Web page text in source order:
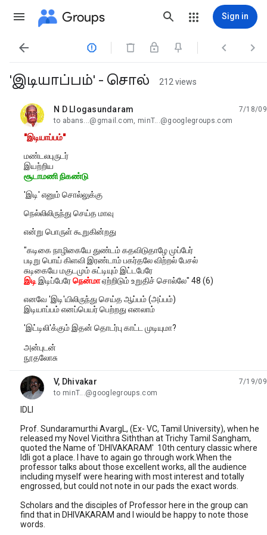
Groups Sign in
   
'இடியாப்பம்' - சொல் 212 views
N D Llogasundaram
unread,
7/18/09
to abans...@gmail.com, minT...@googlegroups.com
"இடியாப்பம்"
மண்டலபுருடர்
இயற்றிய
சூடாமணி நிகண்டு
'இடி' எனும் சொல்லுக்கு
நெல்லிலிருந்து செய்த மாவு
என்று பொருள் கூறுகின்றது
"கடிகை நாழிகையே துண்டம் கதவிடுதாழே முப்பேர்
படிறு பொய் கிளவி இரண்டாம் பகர்தலே விற்றல் பேசல்
சுடிகையே மகுடமும் சுட்டியும் இட்டபேரே
இடி இடிப்பேரேநென்மாஏற்றிடும் உறுதிச் சொல்லே" 48 (6)
எனவே 'இடி'யிலிருந்து செய்த ஆப்பம் (அப்பம்)
இடியாப்பம் எனப்பெயர் பெற்றது எனலாம்
'இட்டிலி'க்கும் இதன் தொடர்பு காட்ட முடியுமா?
அன்புடன்
நூதலோசு
V, Dhivakar
unread,
7/19/09
to minT...@googlegroups.com
IDLI
Prof. Sundaramurthi AvargL, (Ex- VC, Tamil University), when he
released my Novel Vicithra Siththan at Trichy Tamil Sangham,
quoted the Name of 'DHIVAKARAM' 10th century classic where
Idli got a place. I have to again go through work.When the
professor talks about those excellent works, all the audience
including myself were hearing with most interest and totally
engrossed, but could not note in our pads the exact words.
Scholars and the disciples of Professor here in the group can
find that in DHIVAKARAM and I wiould be happy to note those
words.